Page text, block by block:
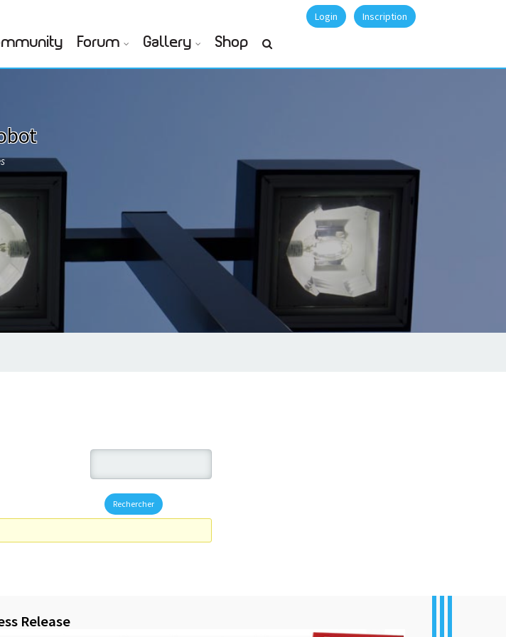
Login Inscription
Forum Gallery Shop
Release